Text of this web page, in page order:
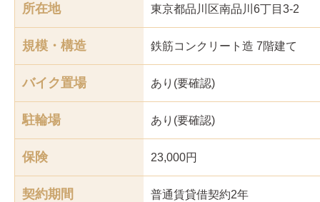
所在地 東京都品川区南品川6丁目3-2
規模・構造 鉄筋コンクリート造 7階建て
バイク置場 あり(要確認)
駐輪場 あり(要確認)
保険 23,000円
契約期間 普通賃貸借契約2年